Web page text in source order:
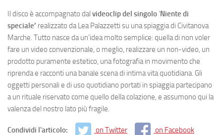
Il disco è accompagnato dal videoclip del singolo ‘Niente di
speciale’ realizzato da Lea Palazzetti su una spiaggia di Civitanova
Marche. Tutto nasce da un’idea molto semplice: quella di non voler
fare un video convenzionale, o meglio, realizzare un non-video, un
prodotto puramente estetico, una fotografia in movimento che
riprenda e racconti una banale scena di intima vita quotidiana. Gli
oggetti personali e di uso quotidiano portati in spiaggia partecipano
a un rituale riservato come quello della colazione, e assumono qui la
valenza del nostro lato più fragile.
Condividi l'articolo: on Twitter on Facebook